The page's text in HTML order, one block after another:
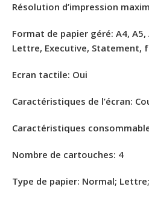
Résolution d’impression
Format de papier géré: A4,
Lettre, Executive, Statement,
Ecran tactile: Oui
Caractéristiques de l’écran:
Caractéristiques
Nombre de cartouches: 4
Type de papier: Normal;